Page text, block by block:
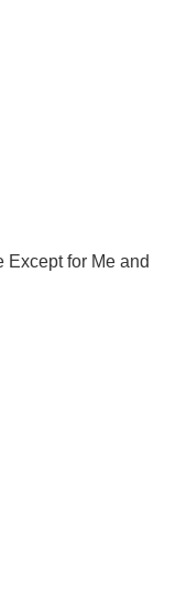
Except for Me and